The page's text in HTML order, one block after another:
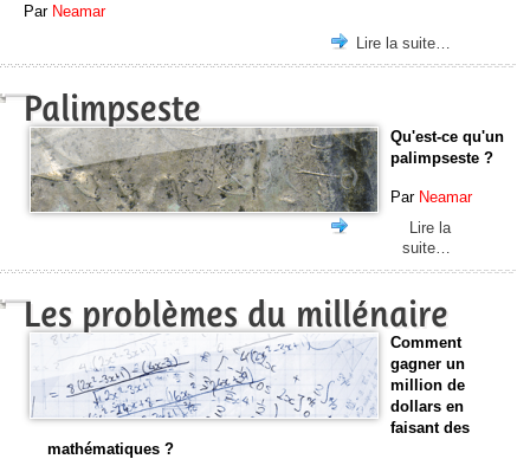
Par Neamar
Lire la suite…
Palimpseste
Qu'est-ce qu'un
palimpseste ?
Par Neamar
Lire la
suite…
Les problèmes du millénaire
Comment
gagner un
million de
dollars en
faisant des
mathématiques ?